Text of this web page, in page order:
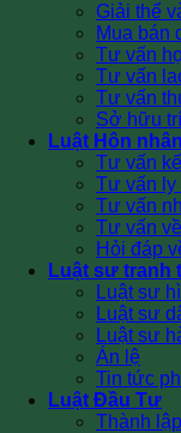
Giải thể
Mua bán
Tư vấn
Tư vấn
Tư vấn
Sở hữu
Luật Hôn
Tư vấn
Tư vấn ly
Tư vấn
Tư vấn
Hỏi đáp
Luật sư tranh
Luật sư
Luật sư
Luật sư
Án lệ
Tin tức
Luật Đầu Tư
Thành